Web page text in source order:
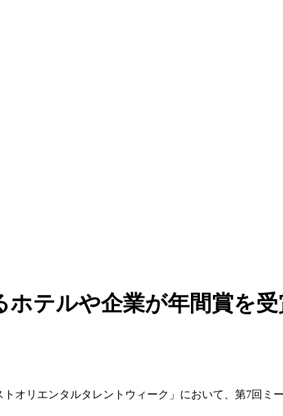
テルや企業が年間賞を
オリエンタルタレントウィーク」において、第7回ミ